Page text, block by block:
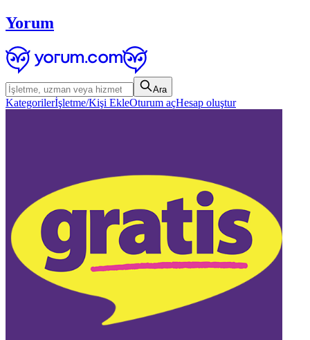
Yorum
Ara
Kategorilerİşletme/Kişi EkleOturum açHesap oluştur